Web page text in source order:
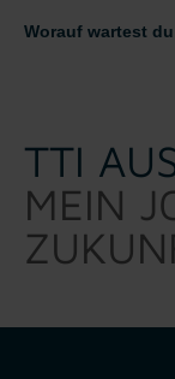
Worauf wartest
TTI
MEIN